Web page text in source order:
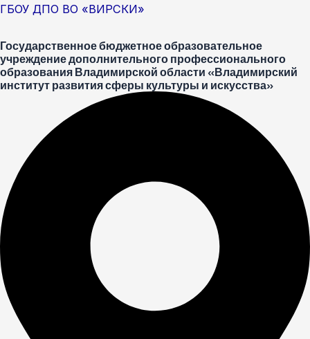
Перейти
содержимому
ГБОУ ДПО ВО «ВИРСКИ»
Государственное бюджетное образовательное
учреждение дополнительного профессионального
образования Владимирской области «Владимирский
институт развития сферы культуры и искусства»
Меню
Post